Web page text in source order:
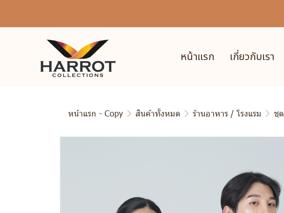
หน้าแรก เกี่ยวกับเรา
หน้าแรก - Copy สินค้าทั้งหมด ร้านอาหาร / โรงแรม ชุ